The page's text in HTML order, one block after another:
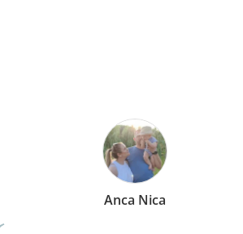
Mirela Vermesan